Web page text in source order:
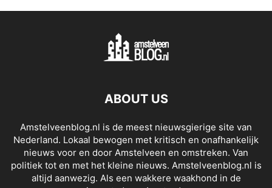
ABOUT US
Amstelveenblog.nl is de meest nieuwsgierige site van
Nederland. Lokaal bewogen met kritisch en onafhankelijk
nieuws voor en door Amstelveen en omstreken. Van
politiek tot en met het kleine nieuws. Amstelveenblog.nl is
altijd aanwezig. Als een wakkere waakhond in de